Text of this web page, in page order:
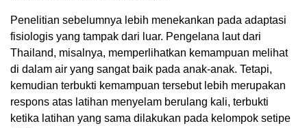
Penelitian sebelumnya lebih menekankan pada adaptasi
fisiologis yang tampak dari luar. Pengelana laut dari
Thailand, misalnya, memperlihatkan kemampuan melihat
di dalam air yang sangat baik pada anak-anak. Tetapi,
kemudian terbukti kemampuan tersebut lebih merupakan
respons atas latihan menyelam berulang kali, terbukti
ketika latihan yang sama dilakukan pada kelompok setipe